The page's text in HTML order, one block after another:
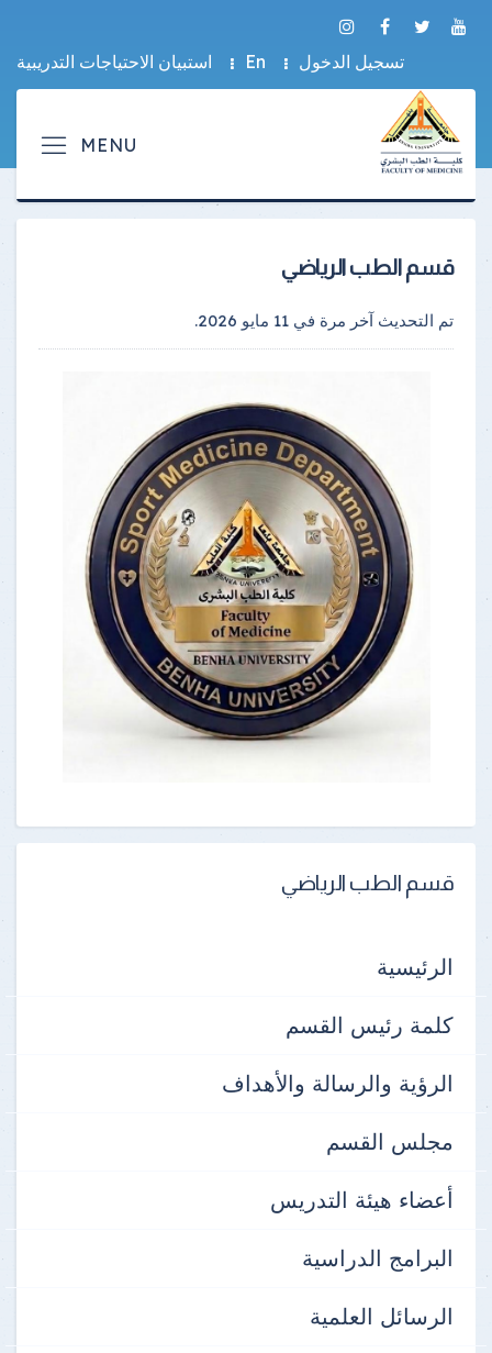
تسجيل الدخول En استبيان الاحتياجات التدريبية
قسم الطب الرياضي
تم التحديث آخر مرة في 11 مايو 2026 .
قسم الطب الرياضي
الرئيسية
كلمة رئيس القسم
الرؤية والرسالة والأهداف
مجلس القسم
أعضاء هيئة التدريس
البرامج الدراسية
الرسائل العلمية